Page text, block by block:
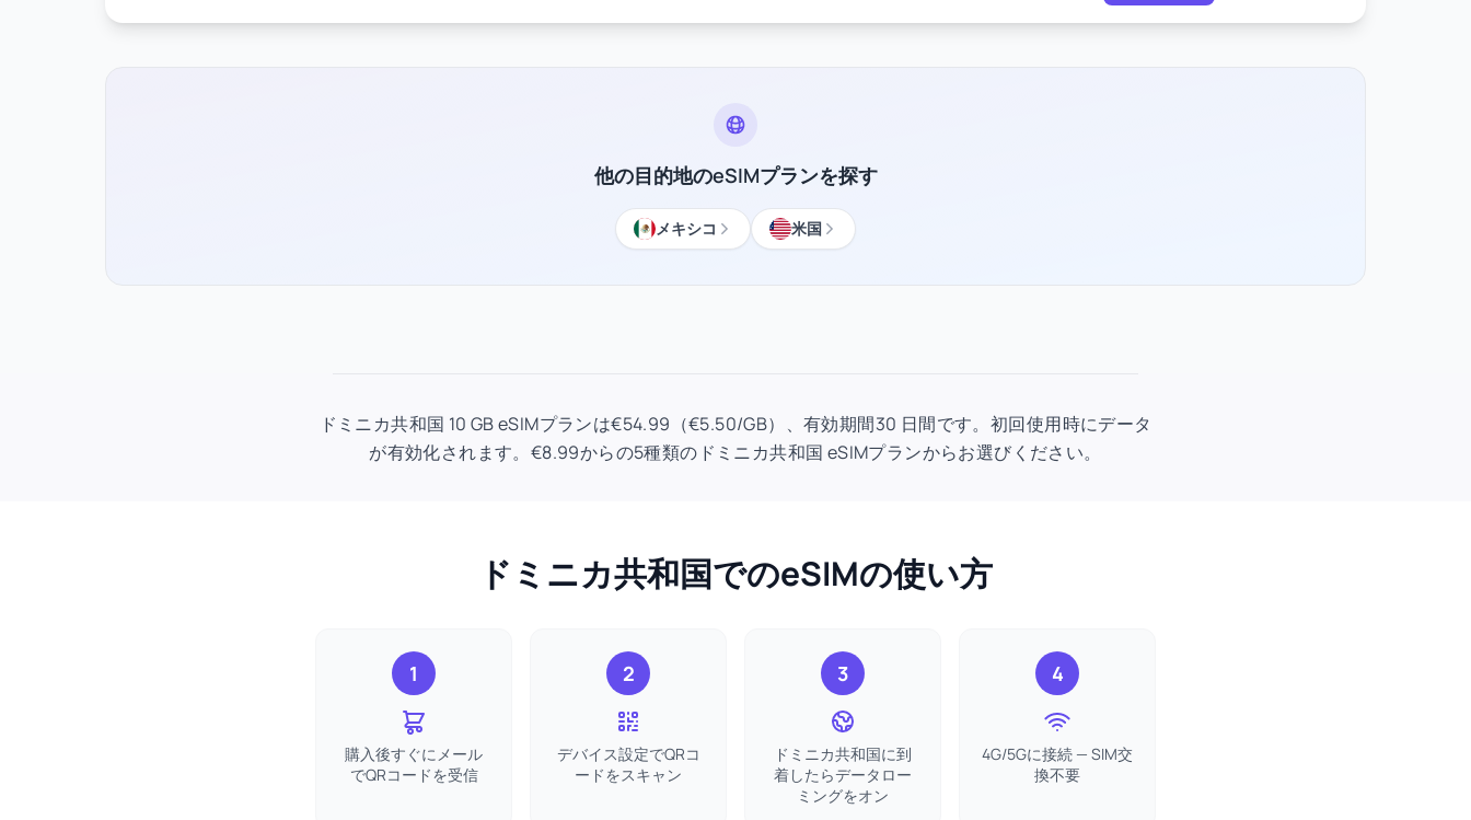
他の目的地のeSIMプランを探す
メキシコ 米国
ドミニカ共和国 10 GB eSIMプランは€54.99（€5.50/GB）、有効期間30 日間です。初回使用時にデータ
が有効化されます。€8.99からの5種類のドミニカ共和国 eSIMプランからお選びください。
ドミニカ共和国でのeSIMの使い方
1
購入後すぐにメール
でQRコードを受信
2
デバイス設定でQRコ
ードをスキャン
3
ドミニカ共和国に到
着したらデータロー
ミングをオン
4
4G/5Gに接続 — SIM交
換不要